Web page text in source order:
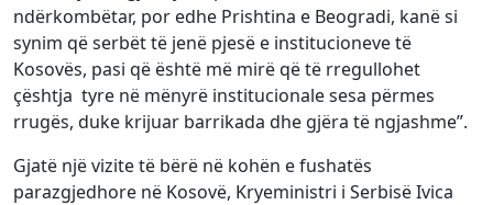
ndërkombëtar, por edhe Prishtina e Beogradi, kanë si
synim që serbët të jenë pjesë e institucioneve të
Kosovës, pasi që është më mirë që të rregullohet
çështja tyre në mënyrë institucionale sesa përmes
rrugës, duke krijuar barrikada dhe gjëra të ngjashme”.
Gjatë një vizite të bërë në kohën e fushatës
parazgjedhore në Kosovë, Kryeministri i Serbisë Ivica